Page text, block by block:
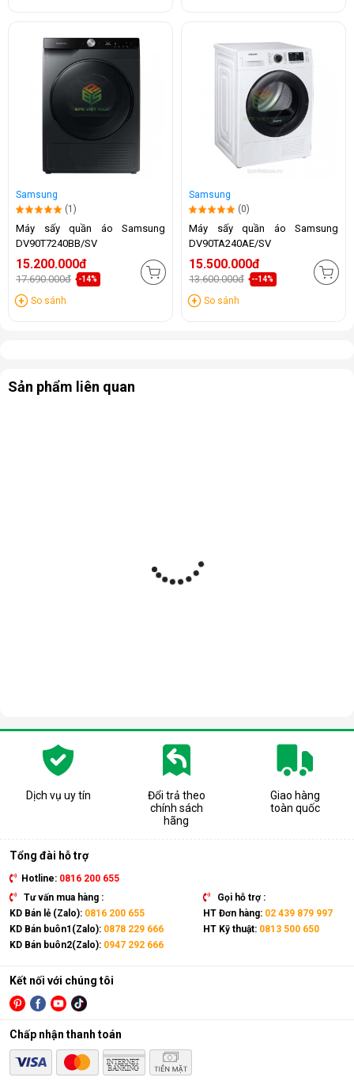
Samsung
(1)
Máy sấy quần áo Samsung
DV90T7240BB/SV
15.200.000đ
17.690.000đ -14%
So sánh
Samsung
(0)
Máy sấy quần áo Samsung
DV90TA240AE/SV
15.500.000đ
13.600.000đ --14%
So sánh
Sản phẩm liên quan
Dịch vụ uy tín
Đổi trả theo
chính sách
hãng
Giao hàng
toàn quốc
Tổng đài hỗ trợ
Hotline: 0816 200 655
Tư vấn mua hàng :
KD Bán lẻ (Zalo): 0816 200 655
KD Bán buôn1(Zalo): 0878 229 666
KD Bán buôn2(Zalo): 0947 292 666
Gọi hỗ trợ :
HT Đơn hàng: 02 439 879 997
HT Kỹ thuật: 0813 500 650
Kết nối với chúng tôi
Chấp nhận thanh toán